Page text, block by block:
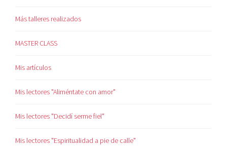
Más talleres realizados
MASTER CLASS
Mis artículos
Mis lectores "Aliméntate con amor"
Mis lectores "Decidí serme fiel"
Mis lectores "Espiritualidad a pie de calle"